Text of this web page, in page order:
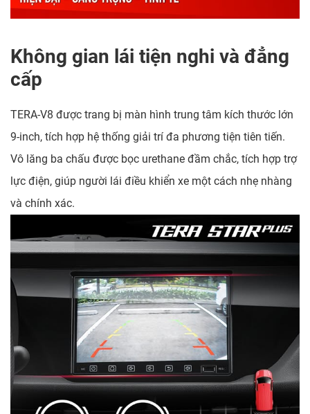
Không gian lái tiện nghi và đẳng
cấp
TERA-V8 được trang bị màn hình trung tâm kích thước lớn
9-inch, tích hợp hệ thống giải trí đa phương tiện tiên tiến.
Vô lăng ba chấu được bọc urethane đầm chắc, tích hợp trợ
lực điện, giúp người lái điều khiển xe một cách nhẹ nhàng
và chính xác.